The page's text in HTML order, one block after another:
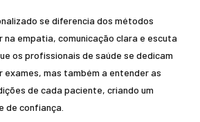
se diferencia dos métodos
empatia, comunicação clara e escuta
os profissionais de saúde se dedicam
exames, mas também a entender as
de cada paciente, criando um
de confiança.